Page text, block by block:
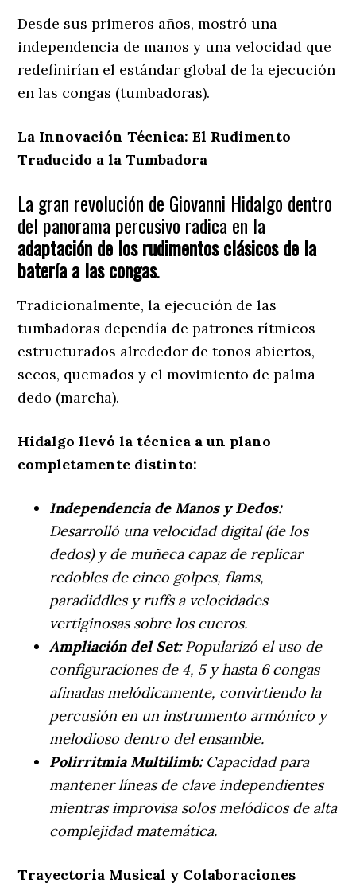
Desde sus primeros años, mostró una
independencia de manos y una velocidad que
redefinirían el estándar global de la ejecución
en las congas (tumbadoras).
La Innovación Técnica: El Rudimento
Traducido a la Tumbadora
La gran revolución de Giovanni Hidalgo dentro
del panorama percusivo radica en la
adaptación de los rudimentos clásicos de la
batería a las congas.
Tradicionalmente, la ejecución de las
tumbadoras dependía de patrones rítmicos
estructurados alrededor de tonos abiertos,
secos, quemados y el movimiento de palma-
dedo (marcha).
Hidalgo llevó la técnica a un plano
completamente distinto:
Independencia de Manos y Dedos:
Desarrolló una velocidad digital (de los
dedos) y de muñeca capaz de replicar
redobles de cinco golpes, flams,
paradiddles y ruffs a velocidades
vertiginosas sobre los cueros.
Ampliación del Set:Popularizó el uso de
configuraciones de 4, 5 y hasta 6 congas
afinadas melódicamente, convirtiendo la
percusión en un instrumento armónico y
melodioso dentro del ensamble.
Polirritmia Multilimb:Capacidad para
mantener líneas de clave independientes
mientras improvisa solos melódicos de alta
complejidad matemática.
Trayectoria Musical y Colaboraciones